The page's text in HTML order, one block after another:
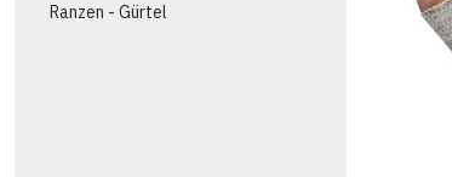
Ranzen - Gürtel